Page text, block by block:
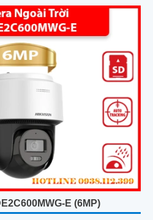
E (6MP)